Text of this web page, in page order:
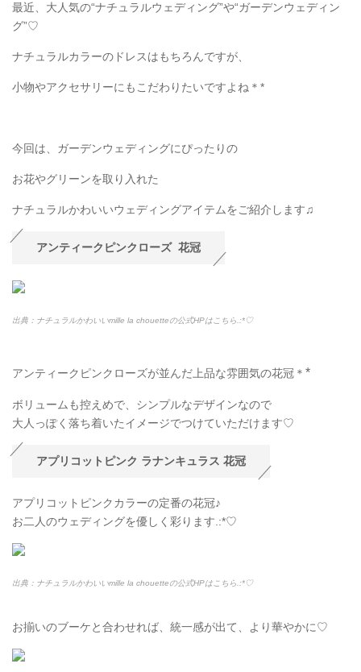
最近、大人気の“ナチュラルウェディング”や“ガーデンウェディン
グ”♡
ナチュラルカラーのドレスはもちろんですが、
小物やアクセサリーにもこだわりたいですよね＊ *
今回は、ガーデンウェディングにぴったりの
お花やグリーンを取り入れた
ナチュラルかわいいウェディングアイテムをご紹介します♫
アンティークピンクローズ 花冠
出典：ナチュラルかわいいmille la chouetteの公式HPはこちら.:*♡
アンティークピンクローズが並んだ上品な雰囲気の花冠＊ *
ボリュームも控えめで、シンプルなデザインなので
大人っぽく落ち着いたイメージでつけていただけます♡
アプリコットピンク ラナンキュラス 花冠
アプリコットピンクカラーの定番の花冠♪
お二人のウェディングを優しく彩ります.:*♡
出典：ナチュラルかわいいmille la chouetteの公式HPはこちら.:*♡
お揃いのブーケと合わせれば、統一感が出て、より華やかに♡